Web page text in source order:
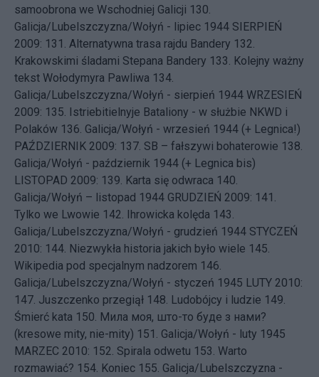
samoobrona we Wschodniej Galicji 130.
Galicja/Lubelszczyzna/Wołyń - lipiec 1944 SIERPIEŃ
2009: 131. Alternatywna trasa rajdu Bandery 132.
Krakowskimi śladami Stepana Bandery 133. Kolejny ważny
tekst Wołodymyra Pawliwa 134.
Galicja/Lubelszczyzna/Wołyń - sierpień 1944 WRZESIEŃ
2009: 135. Istriebitielnyje Bataliony - w służbie NKWD i
Polaków 136. Galicja/Wołyń - wrzesień 1944 (+ Legnica!)
PAŹDZIERNIK 2009: 137. SB – fałszywi bohaterowie 138.
Galicja/Wołyń - październik 1944 (+ Legnica bis)
LISTOPAD 2009: 139. Karta się odwraca 140.
Galicja/Wołyń – listopad 1944 GRUDZIEŃ 2009: 141.
Tylko we Lwowie 142. Ihrowicka kolęda 143.
Galicja/Lubelszczyzna/Wołyń - grudzień 1944 STYCZEŃ
2010: 144. Niezwykła historia jakich było wiele 145.
Wikipedia pod specjalnym nadzorem 146.
Galicja/Lubelszczyzna/Wołyń - styczeń 1945 LUTY 2010:
147. Juszczenko przegiął 148. Ludobójcy i ludzie 149.
Śmierć kata 150. Мила моя, што-то буде з нами?
(kresowe mity, nie-mity) 151. Galicja/Wołyń - luty 1945
MARZEC 2010: 152. Spirala odwetu 153. Warto
rozmawiać? 154. Koniec 155. Galicja/Lubelszczyzna -